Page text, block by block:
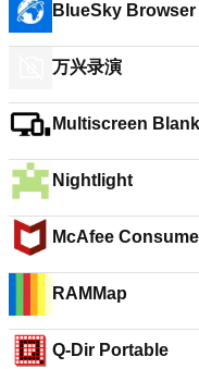
BlueSky Browser
万兴录演
Multiscreen Blank
Nightlight
McAfee
RAMMap
Q-Dir Portable